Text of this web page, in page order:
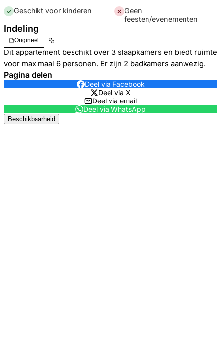
✓ Geschikt voor kinderen ✕ Geen
feesten/evenementen
Indeling
Origineel
Dit appartement beschikt over 3 slaapkamers en biedt ruimte
voor maximaal 6 personen. Er zijn 2 badkamers aanwezig.
Pagina delen
Deel via Facebook
Deel via X
Deel via email
Deel via WhatsApp
Beschikbaarheid